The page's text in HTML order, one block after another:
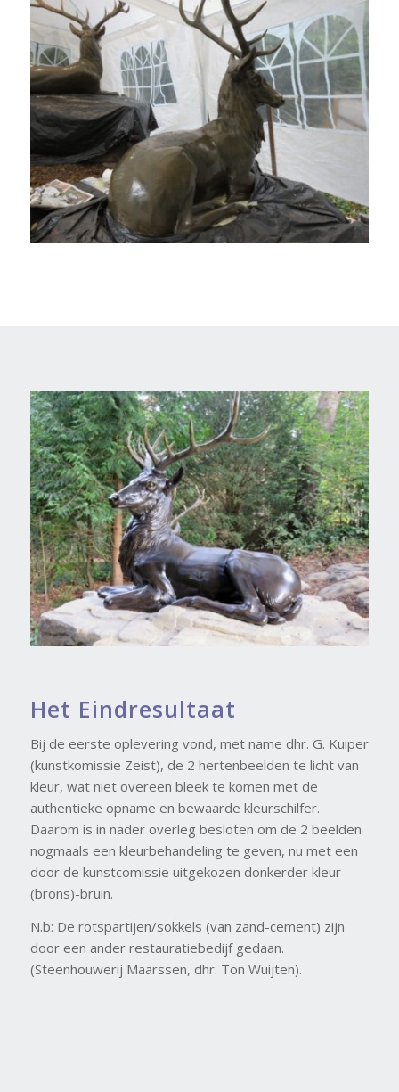
Het Eindresultaat
Bij de eerste oplevering vond, met name dhr. G. Kuiper
(kunstkomissie Zeist), de 2 hertenbeelden te licht van
kleur, wat niet overeen bleek te komen met de
authentieke opname en bewaarde kleurschilfer.
Daarom is in nader overleg besloten om de 2 beelden
nogmaals een kleurbehandeling te geven, nu met een
door de kunstcomissie uitgekozen donkerder kleur
(brons)-bruin.
N.b: De rotspartijen/sokkels (van zand-cement) zijn
door een ander restauratiebedijf gedaan.
(Steenhouwerij Maarssen, dhr. Ton Wuijten).